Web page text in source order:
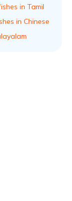
in Tamil
in Chinese